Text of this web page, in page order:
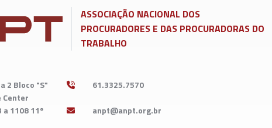
ASSOCIAÇÃO NACIONAL DOS
PROCURADORES E DAS PROCURADORAS DO
TRABALHO
2 Bloco "S"
Center
a 1108 11º
61.3325.7570